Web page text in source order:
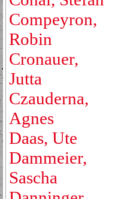
Compeyron,
Robin
Cronauer,
Jutta
Czauderna,
Agnes
Daas, Ute
Dammeier,
Sascha